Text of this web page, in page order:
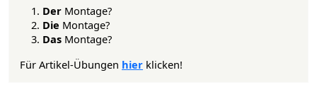
Der Montage?
Die Montage?
Das Montage?
Für Artikel-Übungen hier klicken!